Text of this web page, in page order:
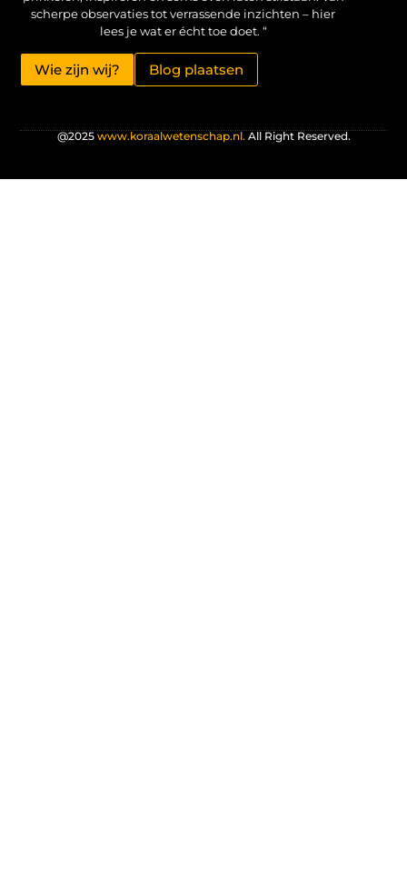
scherpe observaties tot verrassende inzichten – hier
lees je wat er écht toe doet. “
Wie zijn wij? Blog plaatsen
@2025 www.koraalwetenschap.nl. All Right Reserved.